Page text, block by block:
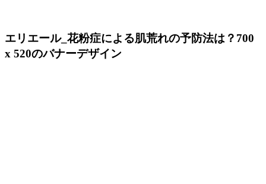
エリエール_花粉症による肌荒れの予防法は？700
x 520のバナーデザイン